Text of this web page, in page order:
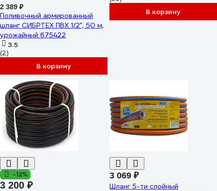
2 389 ₽
Поливочный армированный
шланг СИБРТЕХ ПВХ 1/2", 50 м,
урожайный 675422
3.5
(2)
В корзину
В корзину
-12%
3 200 ₽
3 069 ₽
Шланг 5-ти слойный